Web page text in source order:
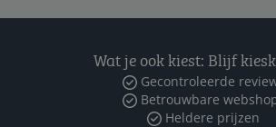
Wat je ook kiest: Blijf
Gecontroleerde
Betrouwbare
Heldere prijzen